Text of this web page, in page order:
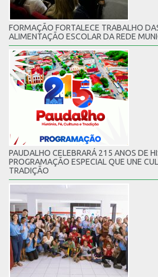
FORMAÇÃO FORTALECE TRABALHO
ALIMENTAÇÃO ESCOLAR DA REDE
PAUDALHO CELEBRARÁ 215 ANOS DE
PROGRAMAÇÃO ESPECIAL QUE UNE
TRADIÇÃO